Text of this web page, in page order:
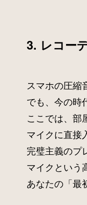
3. レコー
スマホの圧縮
でも、今の時
ここでは、部
マイクに直接
完璧主義のプ
マイクという
あなたの「最